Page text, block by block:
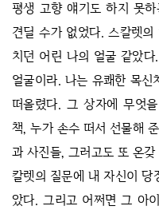
평생 고향 얘기도 하지 못
견딜 수가 없었다. 스칼렛
치던 어린 나의 얼굴 같았
얼굴이라. 나는 유쾌한 목
떠올렸다. 그 상자에 무엇
책, 누가 손수 떠서 선물해
과 사진들, 그러고도 또 온
칼렛의 질문에 내 자신이
았다. 그리고 어쩌면 그 아